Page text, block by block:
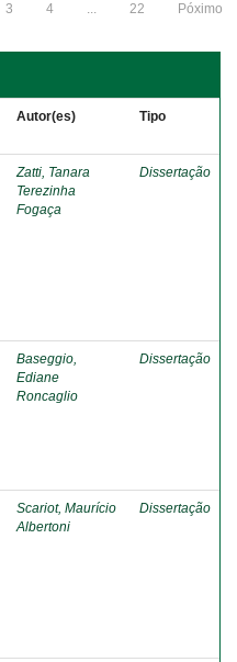
3 4 ... 22 Póximo
Autor(es) Tipo
Zatti, Tanara
Terezinha
Fogaça
Dissertação
Baseggio,
Ediane
Roncaglio
Dissertação
Scariot, Maurício
Albertoni
Dissertação